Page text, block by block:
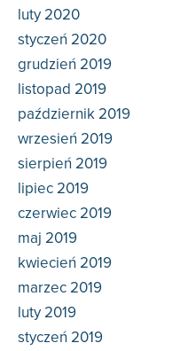
luty 2020
styczeń 2020
grudzień 2019
listopad 2019
październik 2019
wrzesień 2019
sierpień 2019
lipiec 2019
czerwiec 2019
maj 2019
kwiecień 2019
marzec 2019
luty 2019
styczeń 2019